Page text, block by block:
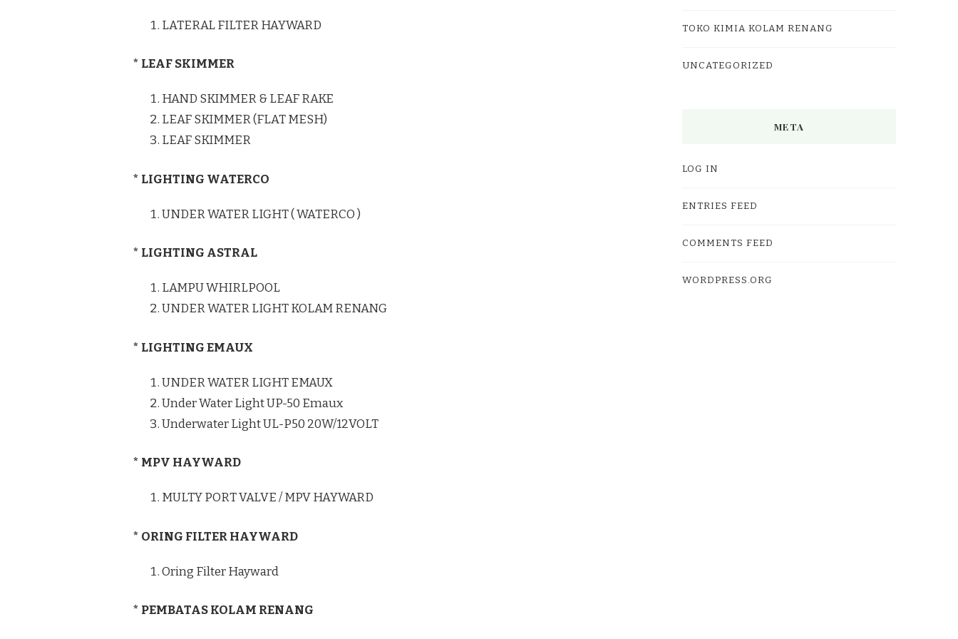
LATERAL FILTER HAYWARD
* LEAF SKIMMER
HAND SKIMMER & LEAF RAKE
LEAF SKIMMER (FLAT MESH)
LEAF SKIMMER
* LIGHTING WATERCO
UNDER WATER LIGHT ( WATERCO )
* LIGHTING ASTRAL
LAMPU WHIRLPOOL
UNDER WATER LIGHT KOLAM RENANG
* LIGHTING EMAUX
UNDER WATER LIGHT EMAUX
Under Water Light UP-50 Emaux
Underwater Light UL-P50 20W/12VOLT
* MPV HAYWARD
MULTY PORT VALVE / MPV HAYWARD
* ORING FILTER HAYWARD
Oring Filter Hayward
* PEMBATAS KOLAM RENANG
TOKO KIMIA KOLAM RENANG
UNCATEGORIZED
META
LOG IN
ENTRIES FEED
COMMENTS FEED
WORDPRESS.ORG